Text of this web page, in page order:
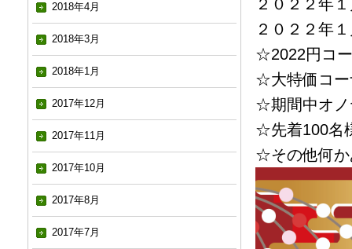
2018年4月
2018年3月
2018年1月
2017年12月
2017年11月
2017年10月
2017年8月
2017年7月
２０２２年
２０２２年
☆2022円コ
☆大特価コー
☆期間中オノ
☆先着100名
☆その他何か